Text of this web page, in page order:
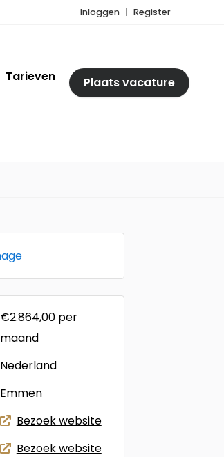
Inloggen Register
Tarieven Plaats vacature
€2.864,00per
maand
Nederland
Emmen
Bezoek website
Bezoek website